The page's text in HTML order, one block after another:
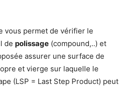
vous permet de vérifier le
de polissage (compound,..) et
assurer une surface de
et vierge sur laquelle le
(LSP = Last Step Product) peut